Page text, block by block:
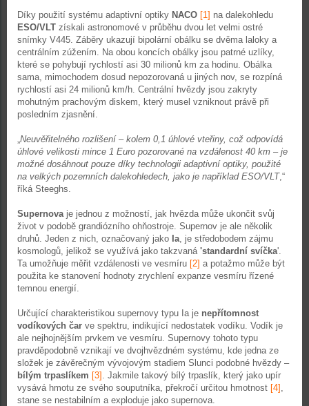
Díky použití systému adaptivní optiky NACO [1] na dalekohledu
ESO/VLT získali astronomové v průběhu dvou let velmi ostré
snímky V445. Záběry ukazují bipolární obálku se dvěma laloky a
centrálním zúžením. Na obou koncích obálky jsou patrné uzlíky,
které se pohybují rychlostí asi 30 milionů km za hodinu. Obálka
sama, mimochodem dosud nepozorovaná u jiných nov, se rozpíná
rychlostí asi 24 milionů km/h. Centrální hvězdy jsou zakryty
mohutným prachovým diskem, který musel vzniknout právě při
posledním zjasnění.
„Neuvěřitelného rozlišení – kolem 0,1 úhlové vteřiny, což odpovídá
úhlové velikosti mince 1 Euro pozorované na vzdálenost 40 km – je
možné dosáhnout pouze díky technologii adaptivní optiky, použité
na velkých pozemních dalekohledech, jako je například ESO/VLT,“
říká Steeghs.
Supernovaje jednou z možností, jak hvězda může ukončit svůj
život v podobě grandiózního ohňostroje. Supernov je ale několik
druhů. Jeden z nich, označovaný jako Ia, je středobodem zájmu
kosmologů, jelikož se využívá jako takzvaná 'standardní svíčka'.
Ta umožňuje měřit vzdálenosti ve vesmíru [2] a potažmo může být
použita ke stanovení hodnoty zrychlení expanze vesmíru řízené
temnou energií.
Určující charakteristikou supernovy typu Ia je nepřítomnost
vodíkových čar ve spektru, indikující nedostatek vodíku. Vodík je
ale nejhojnějším prvkem ve vesmíru. Supernovy tohoto typu
pravděpodobně vznikají ve dvojhvězdném systému, kde jedna ze
složek je závěrečným vývojovým stadiem Slunci podobné hvězdy –
bílým trpaslíkem [3] . Jakmile takový bílý trpaslík, který jako upír
vysává hmotu ze svého souputníka, překročí určitou hmotnost [4] ,
stane se nestabilním a exploduje jako supernova.